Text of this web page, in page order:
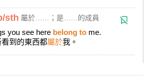
sth 屬於……；是……的成員
you see here belong to me.
到的東西都屬於我。